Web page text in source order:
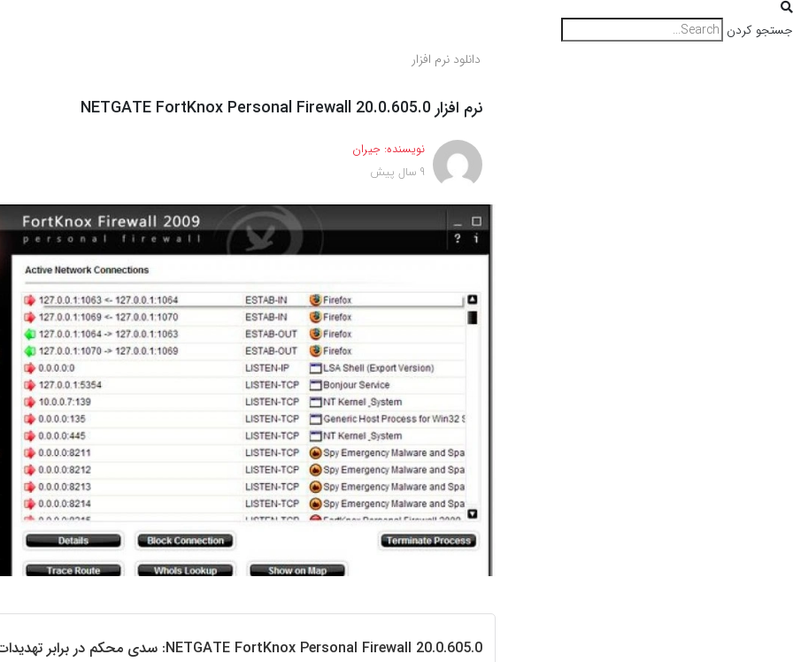
جستجو کردن
دانلود نرم افزار
نرم افزار NETGATE FortKnox Personal Firewall 20.0.605.0
نویسنده: جیران
9 سال پیش
NETGATE FortKnox Personal Firewall 20.0.605.0: سدی محکم در برابر تهدیدات سایبری